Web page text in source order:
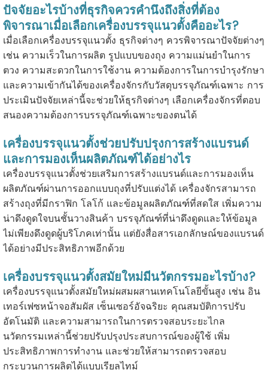
ปัจจัยอะไรบ้างที่ธุรกิจควรคำนึงถึงสิ่งที่ต้อง
พิจารณาเมื่อเลือกเครื่องบรรจุแนวตั้งคืออะไร?
เมื่อเลือกเครื่องบรรจุแนวตั้ง ธุรกิจต่างๆ ควรพิจารณาปัจจัยต่างๆ
เช่น ความเร็วในการผลิต รูปแบบของถุง ความแม่นยำในการ
ตวง ความสะดวกในการใช้งาน ความต้องการในการบำรุงรักษา
และความเข้ากันได้ของเครื่องจักรกับวัสดุบรรจุภัณฑ์เฉพาะ การ
ประเมินปัจจัยเหล่านี้จะช่วยให้ธุรกิจต่างๆ เลือกเครื่องจักรที่ตอบ
สนองความต้องการบรรจุภัณฑ์เฉพาะของตนได้
เครื่องบรรจุแนวตั้งช่วยปรับปรุงการสร้างแบรนด์
และการมองเห็นผลิตภัณฑ์ได้อย่างไร
เครื่องบรรจุแนวตั้งช่วยเสริมการสร้างแบรนด์และการมองเห็น
ผลิตภัณฑ์ผ่านการออกแบบถุงที่ปรับแต่งได้ เครื่องจักรสามารถ
สร้างถุงที่มีกราฟิก โลโก้ และข้อมูลผลิตภัณฑ์ที่สดใส เพิ่มความ
น่าดึงดูดใจบนชั้นวางสินค้า บรรจุภัณฑ์ที่น่าดึงดูดและให้ข้อมูล
ไม่เพียงดึงดูดผู้บริโภคเท่านั้น แต่ยังสื่อสารเอกลักษณ์ของแบรนด์
ได้อย่างมีประสิทธิภาพอีกด้วย
เครื่องบรรจุแนวตั้งสมัยใหม่มีนวัตกรรมอะไรบ้าง?
เครื่องบรรจุแนวตั้งสมัยใหม่ผสมผสานเทคโนโลยีขั้นสูง เช่น อิน
เทอร์เฟซหน้าจอสัมผัส เซ็นเซอร์อัจฉริยะ คุณสมบัติการปรับ
อัตโนมัติ และความสามารถในการตรวจสอบระยะไกล
นวัตกรรมเหล่านี้ช่วยปรับปรุงประสบการณ์ของผู้ใช้ เพิ่ม
ประสิทธิภาพการทำงาน และช่วยให้สามารถตรวจสอบ
กระบวนการผลิตได้แบบเรียลไทม์